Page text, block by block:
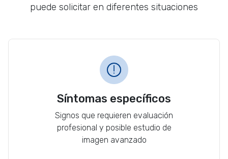
puede solicitar en diferentes situaciones
Síntomas específicos
Signos que requieren evaluación
profesional y posible estudio de
imagen avanzado